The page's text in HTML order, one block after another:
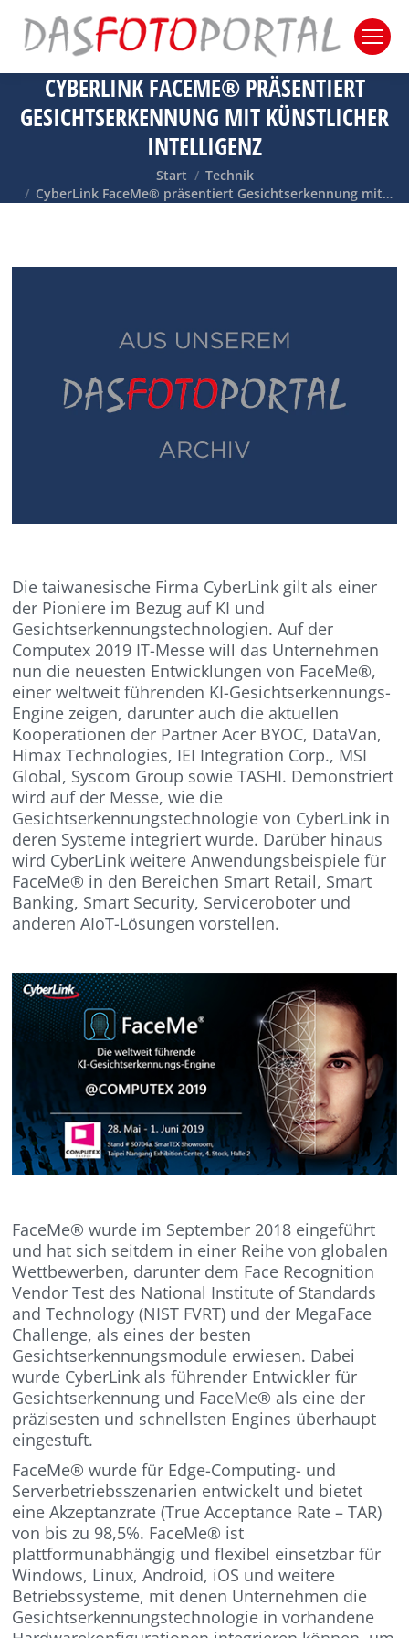
CYBERLINK FACEME® PRÄSENTIERT
GESICHTSERKENNUNG MIT KÜNSTLICHER
INTELLIGENZ
Sie befinden sich hier:
Start
Technik
CyberLink FaceMe® präsentiert Gesichtserkennung mit…
Die taiwanesische Firma CyberLink gilt als einer
der Pioniere im Bezug auf KI und
Gesichtserkennungstechnologien. Auf der
Computex 2019 IT-Messe will das Unternehmen
nun die neuesten Entwicklungen von FaceMe®,
einer weltweit führenden KI-Gesichtserkennungs-
Engine zeigen, darunter auch die aktuellen
Kooperationen der Partner Acer BYOC, DataVan,
Himax Technologies, IEI Integration Corp., MSI
Global, Syscom Group sowie TASHI. Demonstriert
wird auf der Messe, wie die
Gesichtserkennungstechnologie von CyberLink in
deren Systeme integriert wurde. Darüber hinaus
wird CyberLink weitere Anwendungsbeispiele für
FaceMe® in den Bereichen Smart Retail, Smart
Banking, Smart Security, Serviceroboter und
anderen AIoT-Lösungen vorstellen.
FaceMe® wurde im September 2018 eingeführt
und hat sich seitdem in einer Reihe von globalen
Wettbewerben, darunter dem Face Recognition
Vendor Test des National Institute of Standards
and Technology (NIST FVRT) und der MegaFace
Challenge, als eines der besten
Gesichtserkennungsmodule erwiesen. Dabei
wurde CyberLink als führender Entwickler für
Gesichtserkennung und FaceMe® als eine der
präzisesten und schnellsten Engines überhaupt
eingestuft.
FaceMe® wurde für Edge-Computing- und
Serverbetriebsszenarien entwickelt und bietet
eine Akzeptanzrate (True Acceptance Rate – TAR)
von bis zu 98,5%. FaceMe® ist
plattformunabhängig und flexibel einsetzbar für
Windows, Linux, Android, iOS und weitere
Betriebssysteme, mit denen Unternehmen die
Gesichtserkennungstechnologie in vorhandene